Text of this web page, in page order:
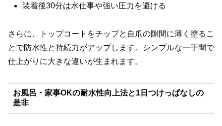
装着後30分は水仕事や強い圧力を避ける
さらに、トップコートをチップと自爪の隙間に薄く塗るこ
とで防水性と持続力がアップします。シンプルな一手間で
仕上がりに大きな違いが生まれます。
お風呂・家事OKの耐水性向上法と1日つけっぱなしの
是非